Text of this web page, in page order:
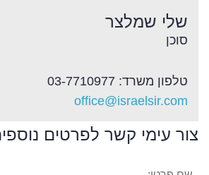
שלי שמלצר
סוכן
טלפון משרד: 03-7710977
office@israelsir.com
צור עימי קשר לפרטים